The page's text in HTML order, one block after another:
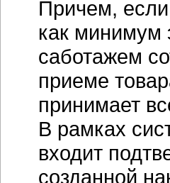
Причем,
как минимум
саботажем
приеме
принимает
В рамках
входит
созданной